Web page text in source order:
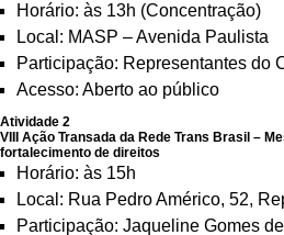
Horário: às 13h (Concentração)
Local: MASP – Avenida Paulista
Participação: Representantes do
Acesso: Aberto ao público
Atividade 2
VIII Ação Transada da Rede Trans Brasil –
fortalecimento de direitos
Horário: às 15h
Local: Rua Pedro Américo, 52,
Participação: Jaqueline Gomes